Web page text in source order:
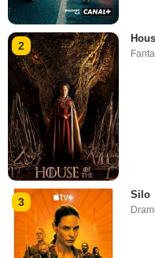
2
3
Silo